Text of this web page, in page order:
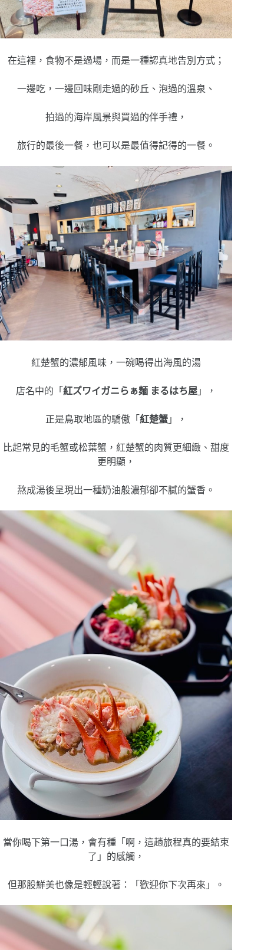
在這裡，食物不是過場，而是一種認真地告別方式；
一邊吃，一邊回味剛走過的砂丘、泡過的溫泉、
拍過的海岸風景與買過的伴手禮，
旅行的最後一餐，也可以是最值得記得的一餐。
紅楚蟹的濃郁風味，一碗喝得出海風的湯
店名中的「紅ズワイガニらぁ麺 まるはち屋 」，
正是鳥取地區的驕傲「紅楚蟹 」，
比起常見的毛蟹或松葉蟹，紅楚蟹的肉質更細緻、甜度
更明顯，
熬成湯後呈現出一種奶油般濃郁卻不膩的蟹香。
當你喝下第一口湯，會有種「啊，這趟旅程真的要結束
了」的感觸，
但那股鮮美也像是輕輕說著：「歡迎你下次再來」。